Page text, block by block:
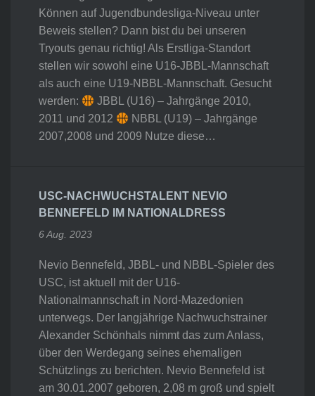
Können auf Jugendbundesliga-Niveau unter
Beweis stellen? Dann bist du bei unseren
Tryouts genau richtig! Als Erstliga-Standort
stellen wir sowohl eine U16-JBBL-Mannschaft
als auch eine U19-NBBL-Mannschaft. Gesucht
werden:
JBBL (U16) – Jahrgänge 2010,
2011 und 2012
NBBL (U19) – Jahrgänge
2007,2008 und 2009 Nutze diese…
USC-NACHWUCHSTALENT NEVIO
BENNEFELD IM NATIONALDRESS
6 Aug. 2023
Nevio Bennefeld, JBBL- und NBBL-Spieler des
USC, ist aktuell mit der U16-
Nationalmannschaft in Nord-Mazedonien
unterwegs. Der langjährige Nachwuchstrainer
Alexander Schönhals nimmt das zum Anlass,
über den Werdegang seines ehemaligen
Schützlings zu berichten. Nevio Bennefeld ist
am 30.01.2007 geboren, 2,08 m groß und spielt